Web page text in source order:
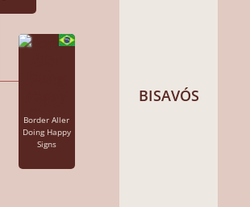
Border Aller
Doing Happy
Signs
BISAVÓS